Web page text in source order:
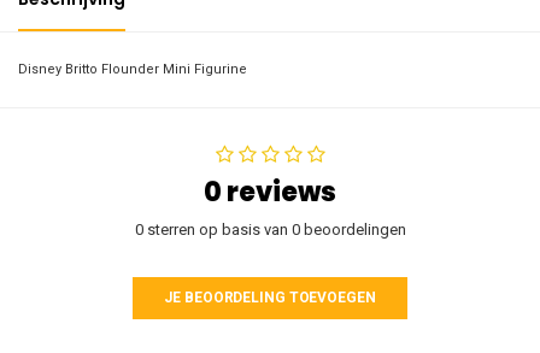
Disney Britto Flounder Mini Figurine
0 reviews
0 sterren op basis van 0 beoordelingen
JE BEOORDELING TOEVOEGEN